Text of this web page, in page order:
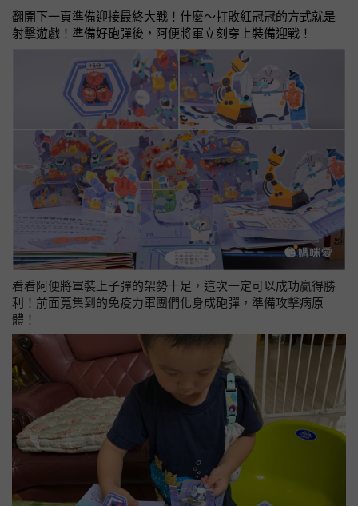
翻開下一頁準備迎接最終大戰！什麼～打敗紅冠冠的方式就是
射擊遊戲！準備好砲彈後，阿便將軍立刻穿上裝備迎戰！
看看阿便將軍裝上子彈的架勢十足，這次一定可以成功贏得勝
利
！前面蒐集到的免疫力軍團們化身成砲彈，準備攻擊病原
體！